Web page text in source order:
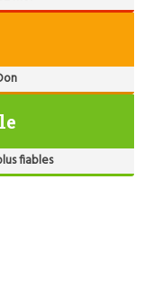
fiables